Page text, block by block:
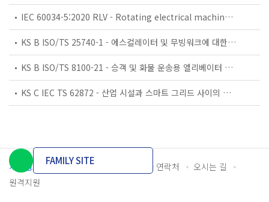
IEC 60034-5:2020 RLV - Rotating electrical machines - Part 5: Degrees of protection provided by the integral design of rotating electrical machines (IP code) - Classification
KS B ISO/TS 25740-1 - 에스컬레이터 및 무빙워크에 대한 안전요건 — 제1부: 세계공통 필수 안전요건(GESRs)
KS B ISO/TS 8100-21 - 승객 및 화물 운송용 엘리베이터 —제21부: 세계공통 필수안전요건(GESRs)을 충족하는 세계공통 안전 파라미터(GSPs)
KS C IEC TS 62872 - 산업 시설과 스마트 그리드 사이의 산업 공정 측정, 제어 및 자동화 시스템 인터페이스
개인정보처리방침 이용약관 담당자 연락처
오시는 길
원격지원
FAMILY SITE